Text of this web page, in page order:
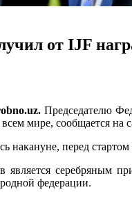
от IJF
Председателю
мире, сообщается на
накануне, перед
серебряным
федерации.